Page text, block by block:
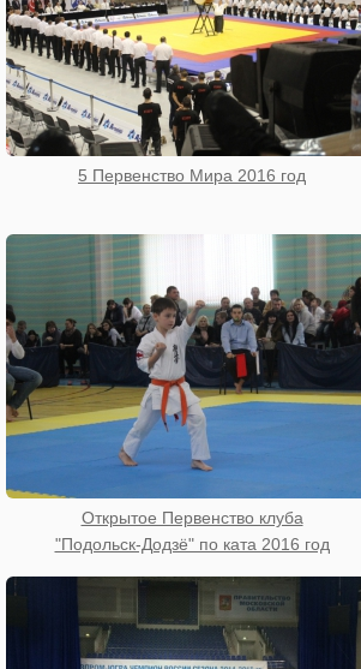
5 Первенство Мира 2016 год
Открытое Первенство клуба
"Подольск-Додзё" по ката 2016 год